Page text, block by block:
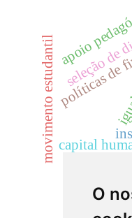
O
políticas
seleção
movimento estudantil
apoio
capital